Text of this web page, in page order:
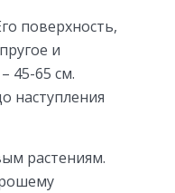
поверхность,
и
45-65 см.
наступления
растениям.